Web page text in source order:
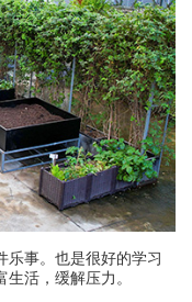
事。也是很好的学习
活，缓解压力。